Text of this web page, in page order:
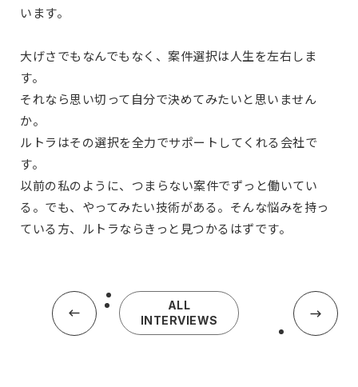
います。
大げさでもなんでもなく、案件選択は人生を左右しま
す。
それなら思い切って自分で決めてみたいと思いません
か。
ルトラはその選択を全力でサポートしてくれる会社で
す。
以前の私のように、つまらない案件でずっと働いてい
る。でも、やってみたい技術がある。そんな悩みを持っ
ている方、ルトラならきっと見つかるはずです。
ALL
INTERVIEWS